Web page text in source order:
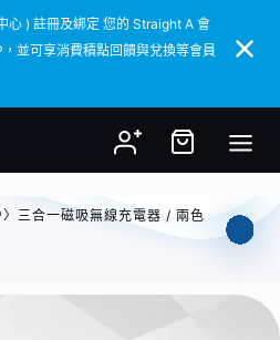
) 註冊及綁定 您的 Straight A 會
並可享消費積點回饋與兌換等會員
) 註冊及綁定 您的 Straight A 會
並可享消費積點回饋與兌換等會員
三合一磁吸無線充電器 / 兩色